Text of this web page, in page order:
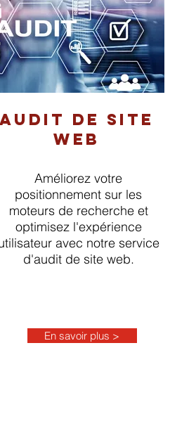
AUDIT DE SITE
WEB
Améliorez votre
positionnement sur les
moteurs de recherche et
optimisez l'expérience
avec notre service
d'audit de site web.
En savoir plus >